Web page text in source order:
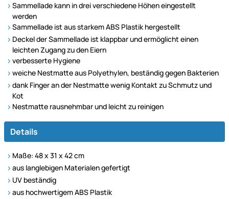
Sammellade kann in drei verschiedene Höhen eingestellt
werden
Sammellade ist aus starkem ABS Plastik hergestellt
Deckel der Sammellade ist klappbar und ermöglicht einen
leichten Zugang zu den Eiern
verbesserte Hygiene
weiche Nestmatte aus Polyethylen, beständig gegen Bakterien
dank Finger an der Nestmatte wenig Kontakt zu Schmutz und
Kot
Nestmatte rausnehmbar und leicht zu reinigen
Details
Maße: 48 x 31 x 42 cm
aus langlebigen Materialen gefertigt
UV beständig
aus hochwertigem ABS Plastik